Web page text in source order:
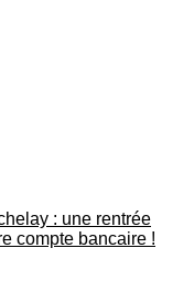
: une rentrée
compte bancaire !